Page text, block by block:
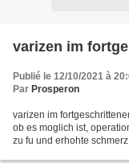
varizen im
Publié le 12/10/2021 à
Par Prosperon
varizen im
ob es moglich ist,
zu fu und erhohte